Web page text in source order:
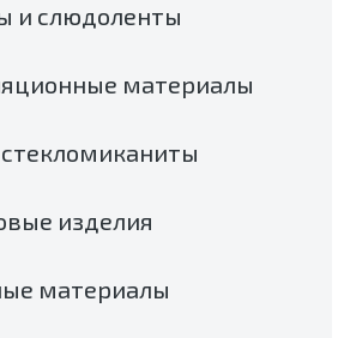
и слюдоленты
материалы
изделия
материалы